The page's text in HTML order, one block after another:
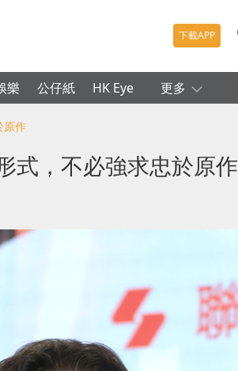
下載APP
樂 公仔紙 HK Eye 更多
原作
式，不必強求忠於原作